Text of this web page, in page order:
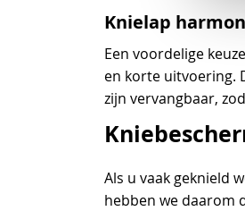
Knielap
Een voordelige
en korte uitvoering.
zijn vervangbaar,
Als u vaak geknield
hebben we daarom